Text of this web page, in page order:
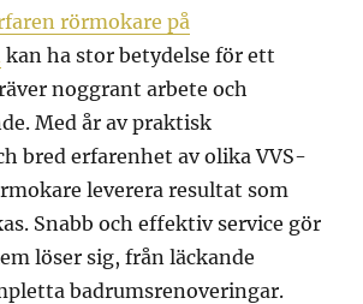
rörmokare på
kan ha stor betydelse för ett
noggrant arbete och
Med år av praktisk
bred erfarenhet av olika VVS-
leverera resultat som
Snabb och effektiv service gör
löser sig, från läckande
badrumsrenoveringar.